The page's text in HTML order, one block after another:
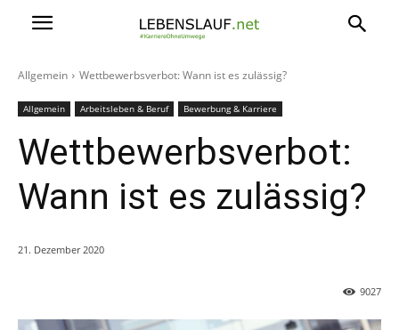
Allgemein Wettbewerbsverbot: Wann ist es zulässig?
Allgemein Arbeitsleben & Beruf Bewerbung & Karriere
Wettbewerbsverbot:
Wann ist es zulässig?
21. Dezember 2020
9027